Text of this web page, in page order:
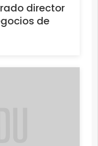
director
de